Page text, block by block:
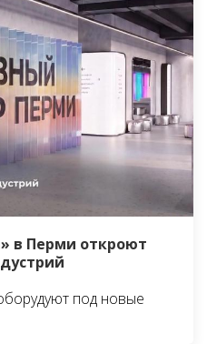
в Перми откроют
под новые